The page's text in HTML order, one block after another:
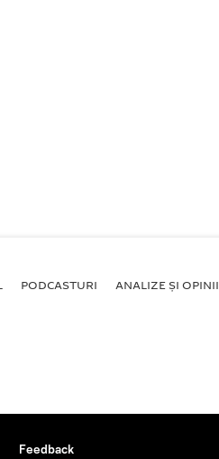
PODCASTURI ANALIZE ȘI OPINII
Feedback